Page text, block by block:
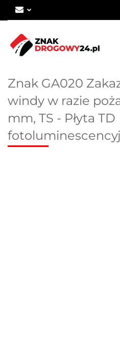
Znak GA020
windy w razie
mm, TS - Płyta TD